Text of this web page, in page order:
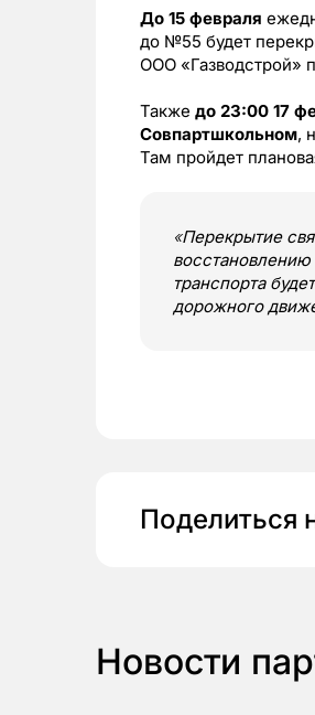
До 15 февраля
до №55 будет
ООО «Газводстрой»
Также до 23:00 17
Совпартшкольном,
Там пройдет
«Перекрытие
транспорта
дорожного
Поделиться
Новости